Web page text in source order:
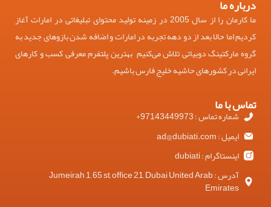
درباره ما
ما کارمان را از سال 2005 در زمینه تولید محتوای تبلیغاتی در امارات آغاز
کردیم اما حالا بعد از دو دهه تجربه در امارات و اضافه شدن بازوهای جدید به
گروه مارکتینگ دوبیاتی تلاش می‌کنیم بهترین پلتفرم معرفی کسب و کارهای
ایرانی در کشورهای حاشیه خلیج فارس باشیم.
تماس با ما
شماره تماس : 97143449973+
ایمیل : ad@dubiati.com
اینستاگرام : dubiati
آدرس : Jumeirah 1, 65 st, office 21, Dubai United Arab
Emirates